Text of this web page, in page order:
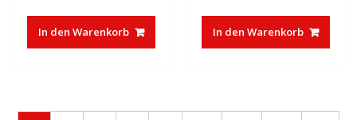
In den Warenkorb In den Warenkorb